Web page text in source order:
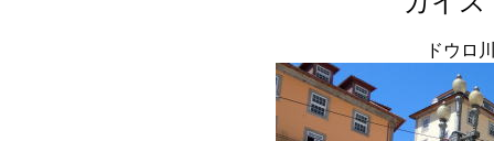
ドウロ